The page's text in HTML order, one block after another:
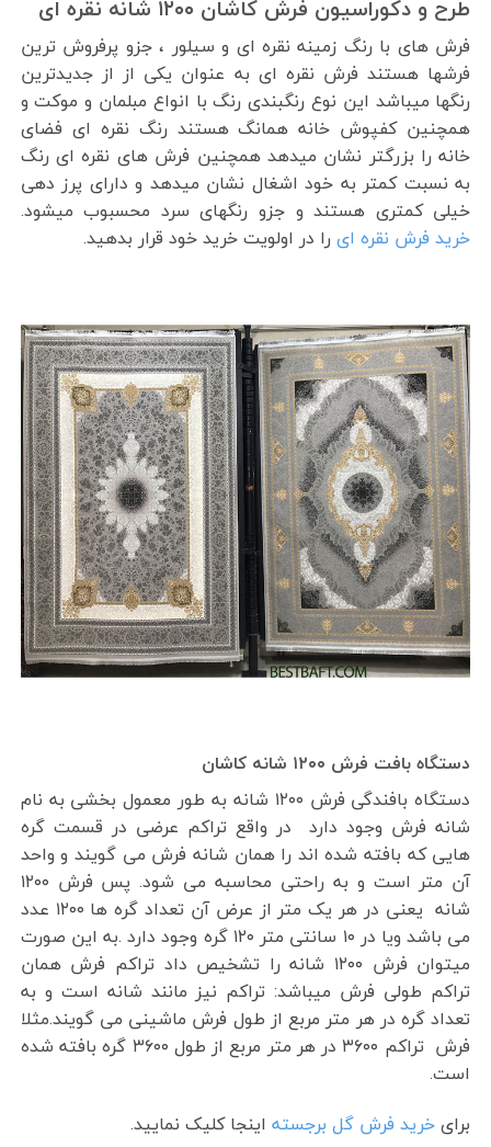
طرح و دکوراسیون فرش کاشان ۱۲۰۰ شانه نقره ای
فرش های با رنگ زمینه نقره ای و سیلور ، جزو پرفروش ترین
فرشها هستند فرش نقره ای به عنوان یکی از از جدیدترین
رنگها میباشد این نوع رنگبندی رنگ با انواع مبلمان و موکت و
همچنین کفپوش خانه همانگ هستند رنگ نقره ای فضای
خانه را بزرگتر نشان میدهد همچنین فرش های نقره ای رنگ
به نسبت کمتر به خود اشغال نشان میدهد و دارای پرز دهی
خیلی کمتری هستند و جزو رنگهای سرد محسبوب میشود.
خرید فرش نقره ایرا در اولویت خرید خود قرار بدهید.
دستگاه بافت فرش ۱۲۰۰ شانه کاشان
دستگاه بافندگی فرش ۱۲۰۰ شانه به طور معمول بخشی به نام
شانه فرش وجود دارد در واقع تراکم عرضی در قسمت گره
هایی که بافته شده اند را همان شانه فرش می گویند و واحد
آن متر است و به راحتی محاسبه می شود. پس فرش ۱۲۰۰
شانه یعنی در هر یک متر از عرض آن تعداد گره ها ۱۲۰۰ عدد
می باشد ویا در ۱۰ سانتی متر ۱۲۰ گره وجود دارد .به این صورت
میتوان فرش ۱۲۰۰ شانه را تشخیص داد تراکم فرش همان
تراکم طولی فرش میباشد: تراکم نیز مانند شانه است و به
تعداد گره در هر متر مربع از طول فرش ماشینی می گویند.مثلا
فرش تراکم ۳۶۰۰ در هر متر مربع از طول ۳۶۰۰ گره بافته شده
است.
برایخرید فرش گل برجستهاینجا کلیک نمایید.